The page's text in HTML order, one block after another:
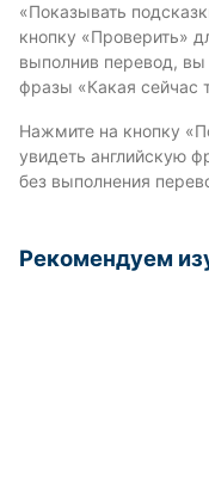
«Показывать
кнопку «Проверить»
выполнив перевод,
фразы «Какая сейчас
Нажмите на кнопку
увидеть английскую
без выполнения
Рекомендуем